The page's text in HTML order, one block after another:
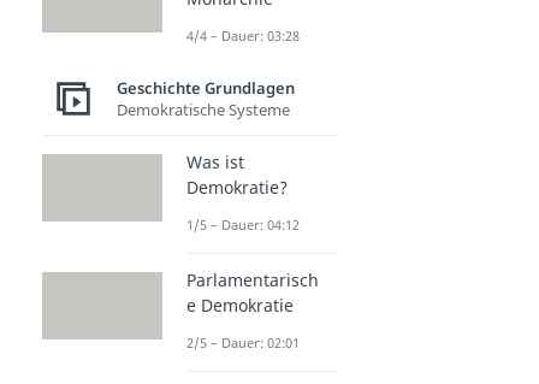
4/4 – Dauer: 03:28
Geschichte Grundlagen
Demokratische Systeme
Was ist
Demokratie?
1/5 – Dauer: 04:12
Parlamentarisch
e Demokratie
2/5 – Dauer: 02:01